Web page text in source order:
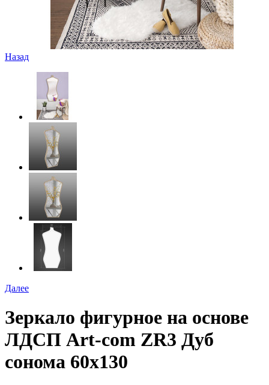
Назад
Далее
Зеркало фигурное на основе
ЛДСП Art-com ZR3 Дуб
сонома 60х130